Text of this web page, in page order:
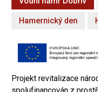
Hamernický den
Projekt revitalizace